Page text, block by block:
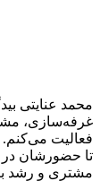
عنایتی
مشاوره
می‌کنم. در
در
و رشد برند